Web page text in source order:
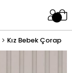
Kız Bebek Çorap